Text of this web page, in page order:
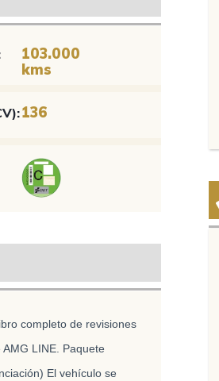
103.000
kms
136
completo de revisiones
LINE. Paquete
El vehículo se